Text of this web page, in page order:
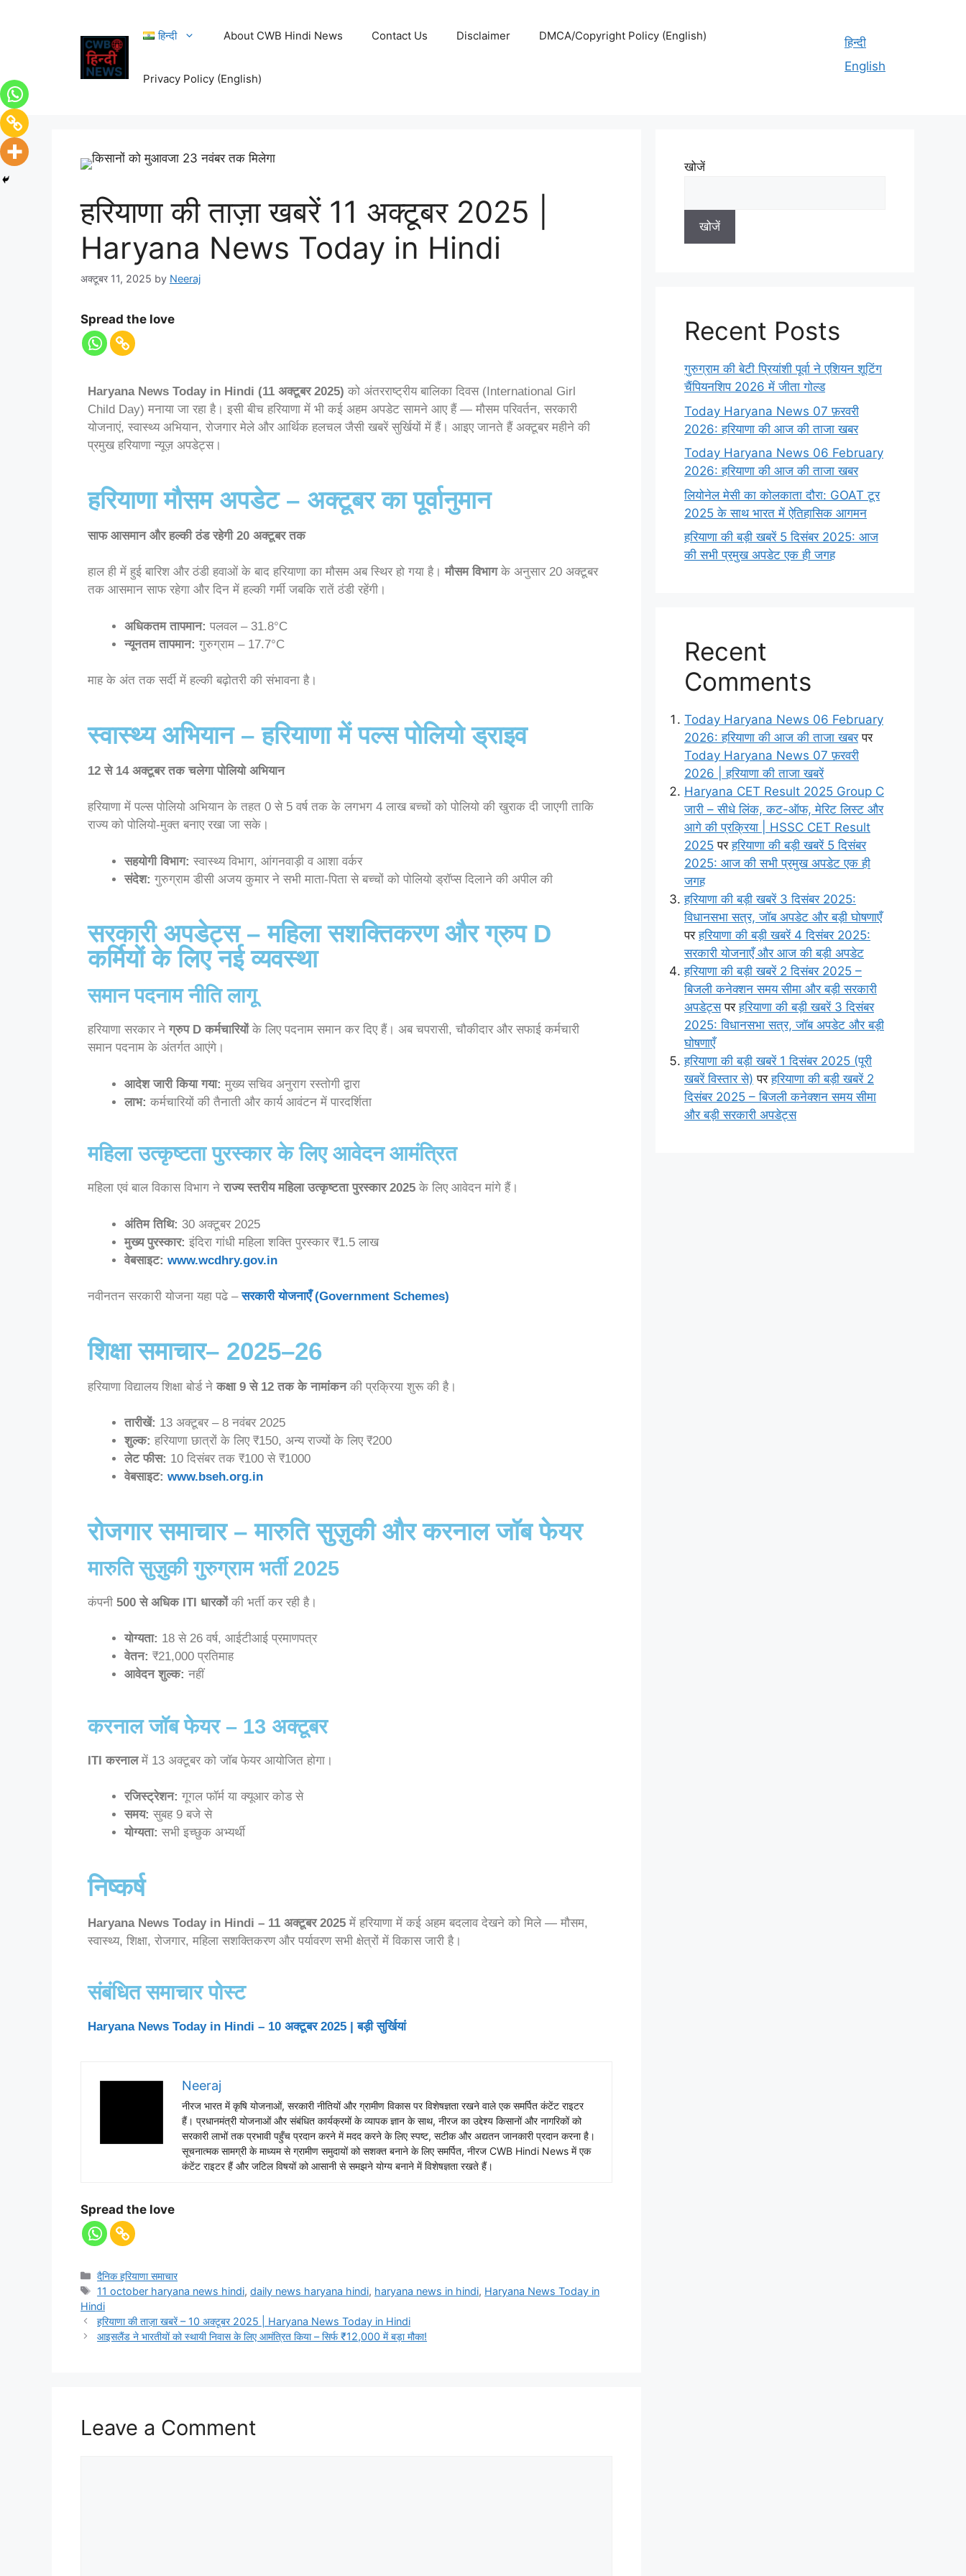
हिन्दी About CWB Hindi News Contact Us Disclaimer DMCA/Copyright Policy (English)
Privacy Policy (English)
हिन्दी
English
हरियाणा की ताज़ा खबरें 11 अक्टूबर 2025 |
Haryana News Today in Hindi
अक्टूबर 11, 2025 by Neeraj
Spread the love
Haryana News Today in Hindi (11 अक्टूबर 2025) को अंतरराष्ट्रीय बालिका दिवस (International Girl
Child Day) मनाया जा रहा है। इसी बीच हरियाणा में भी कई अहम अपडेट सामने आए हैं — मौसम परिवर्तन, सरकारी
योजनाएं, स्वास्थ्य अभियान, रोजगार मेले और आर्थिक हलचल जैसी खबरें सुर्खियों में हैं। आइए जानते हैं अक्टूबर महीने की
प्रमुख हरियाणा न्यूज़ अपडेट्स।
हरियाणा मौसम अपडेट – अक्टूबर का पूर्वानुमान
साफ आसमान और हल्की ठंड रहेगी 20 अक्टूबर तक
हाल ही में हुई बारिश और ठंडी हवाओं के बाद हरियाणा का मौसम अब स्थिर हो गया है। मौसम विभागके अनुसार 20 अक्टूबर
तक आसमान साफ रहेगा और दिन में हल्की गर्मी जबकि रातें ठंडी रहेंगी।
अधिकतम तापमान: पलवल – 31.8°C
न्यूनतम तापमान: गुरुग्राम – 17.7°C
माह के अंत तक सर्दी में हल्की बढ़ोतरी की संभावना है।
स्वास्थ्य अभियान – हरियाणा में पल्स पोलियो ड्राइव
12 से 14 अक्टूबर तक चलेगा पोलियो अभियान
हरियाणा में पल्स पोलियो अभियान के तहत 0 से 5 वर्ष तक के लगभग 4 लाख बच्चों को पोलियो की खुराक दी जाएगी ताकि
राज्य को पोलियो-मुक्त बनाए रखा जा सके।
सहयोगी विभाग: स्वास्थ्य विभाग, आंगनवाड़ी व आशा वर्कर
संदेश: गुरुग्राम डीसी अजय कुमार ने सभी माता-पिता से बच्चों को पोलियो ड्रॉप्स दिलाने की अपील की
सरकारी अपडेट्स – महिला सशक्तिकरण और ग्रुप D
कर्मियों के लिए नई व्यवस्था
समान पदनाम नीति लागू
हरियाणा सरकार ने ग्रुप D कर्मचारियोंके लिए पदनाम समान कर दिए हैं। अब चपरासी, चौकीदार और सफाई कर्मचारी
समान पदनाम के अंतर्गत आएंगे।
आदेश जारी किया गया: मुख्य सचिव अनुराग रस्तोगी द्वारा
लाभ: कर्मचारियों की तैनाती और कार्य आवंटन में पारदर्शिता
महिला उत्कृष्टता पुरस्कार के लिए आवेदन आमंत्रित
महिला एवं बाल विकास विभाग ने राज्य स्तरीय महिला उत्कृष्टता पुरस्कार 2025 के लिए आवेदन मांगे हैं।
अंतिम तिथि: 30 अक्टूबर 2025
मुख्य पुरस्कार: इंदिरा गांधी महिला शक्ति पुरस्कार ₹1.5 लाख
वेबसाइट: www.wcdhry.gov.in
नवीनतन सरकारी योजना यहा पढे –सरकारी योजनाएँ (Government Schemes)
शिक्षा समाचार– 2025–26
हरियाणा विद्यालय शिक्षा बोर्ड ने कक्षा 9 से 12 तक के नामांकनकी प्रक्रिया शुरू की है।
तारीखें: 13 अक्टूबर – 8 नवंबर 2025
शुल्क: हरियाणा छात्रों के लिए ₹150, अन्य राज्यों के लिए ₹200
लेट फीस: 10 दिसंबर तक ₹100 से ₹1000
वेबसाइट: www.bseh.org.in
रोजगार समाचार – मारुति सुज़ुकी और करनाल जॉब फेयर
मारुति सुज़ुकी गुरुग्राम भर्ती 2025
कंपनी 500 से अधिक ITI धारकोंकी भर्ती कर रही है।
योग्यता: 18 से 26 वर्ष, आईटीआई प्रमाणपत्र
वेतन: ₹21,000 प्रतिमाह
आवेदन शुल्क: नहीं
करनाल जॉब फेयर – 13 अक्टूबर
ITI करनालमें 13 अक्टूबर को जॉब फेयर आयोजित होगा।
रजिस्ट्रेशन: गूगल फॉर्म या क्यूआर कोड से
समय: सुबह 9 बजे से
योग्यता: सभी इच्छुक अभ्यर्थी
निष्कर्ष
Haryana News Today in Hindi – 11 अक्टूबर 2025 में हरियाणा में कई अहम बदलाव देखने को मिले — मौसम,
स्वास्थ्य, शिक्षा, रोजगार, महिला सशक्तिकरण और पर्यावरण सभी क्षेत्रों में विकास जारी है।
संबंधित समाचार पोस्ट
Haryana News Today in Hindi – 10 अक्टूबर 2025 | बड़ी सुर्खियां
Neeraj
नीरज भारत में कृषि योजनाओं, सरकारी नीतियों और ग्रामीण विकास पर विशेषज्ञता रखने वाले एक समर्पित कंटेंट राइटर
हैं। प्रधानमंत्री योजनाओं और संबंधित कार्यक्रमों के व्यापक ज्ञान के साथ, नीरज का उद्देश्य किसानों और नागरिकों को
सरकारी लाभों तक प्रभावी पहुँच प्रदान करने में मदद करने के लिए स्पष्ट, सटीक और अद्यतन जानकारी प्रदान करना है।
सूचनात्मक सामग्री के माध्यम से ग्रामीण समुदायों को सशक्त बनाने के लिए समर्पित, नीरज CWB Hindi News में एक
कंटेंट राइटर हैं और जटिल विषयों को आसानी से समझने योग्य बनाने में विशेषज्ञता रखते हैं।
Spread the love
दैनिक हरियाणा समाचार
11 october haryana news hindi,daily news haryana hindi, haryana news in hindi, Haryana News Today in
Hindi
हरियाणा की ताज़ा खबरें – 10 अक्टूबर 2025 | Haryana News Today in Hindi
आइसलैंड ने भारतीयों को स्थायी निवास के लिए आमंत्रित किया – सिर्फ ₹12,000 में बड़ा मौका!
Leave a Comment
खोजें
खोजें
Recent Posts
गुरुग्राम की बेटी प्रियांशी पूर्वा ने एशियन शूटिंग
चैंपियनशिप 2026 में जीता गोल्ड
Today Haryana News 07 फ़रवरी
2026: हरियाणा की आज की ताजा खबर
Today Haryana News 06 February
2026: हरियाणा की आज की ताजा खबर
लियोनेल मेसी का कोलकाता दौरा: GOAT टूर
2025 के साथ भारत में ऐतिहासिक आगमन
हरियाणा की बड़ी खबरें 5 दिसंबर 2025: आज
की सभी प्रमुख अपडेट एक ही जगह
Recent
Comments
Today Haryana News 06 February
2026: हरियाणा की आज की ताजा खबरपर
Today Haryana News 07 फ़रवरी
2026 | हरियाणा की ताजा खबरें
Haryana CET Result 2025 Group C
जारी – सीधे लिंक, कट-ऑफ, मेरिट लिस्ट और
आगे की प्रक्रिया | HSSC CET Result
2025 परहरियाणा की बड़ी खबरें 5 दिसंबर
2025: आज की सभी प्रमुख अपडेट एक ही
जगह
हरियाणा की बड़ी खबरें 3 दिसंबर 2025:
विधानसभा सत्र, जॉब अपडेट और बड़ी घोषणाएँ
परहरियाणा की बड़ी खबरें 4 दिसंबर 2025:
सरकारी योजनाएँ और आज की बड़ी अपडेट
हरियाणा की बड़ी खबरें 2 दिसंबर 2025 –
बिजली कनेक्शन समय सीमा और बड़ी सरकारी
अपडेट्सपरहरियाणा की बड़ी खबरें 3 दिसंबर
2025: विधानसभा सत्र, जॉब अपडेट और बड़ी
घोषणाएँ
हरियाणा की बड़ी खबरें 1 दिसंबर 2025 (पूरी
खबरें विस्तार से) परहरियाणा की बड़ी खबरें 2
दिसंबर 2025 – बिजली कनेक्शन समय सीमा
और बड़ी सरकारी अपडेट्स